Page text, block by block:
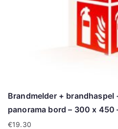
Brandmelder + brandhaspel
panorama bord – 300 x 450
€19.30